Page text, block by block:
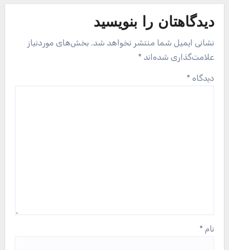
دیدگاهتان را بنویسید
نشانی ایمیل شما منتشر نخواهد شد. بخش‌های موردنیاز
علامت‌گذاری شده‌اند *
دیدگاه *
نام *